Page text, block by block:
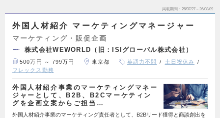
掲載期間 26/07/27～26/08/09
外国人材紹介 マーケティングマネージャー
マーケティング・販促企画
株式会社WEWORLD（旧：ISIグローバル株式会社）
500万円 ～ 799万円 東京都 英語力不問
土日祝休み
フレックス勤務
外国人材紹介事業のマーケティングマネー
ジャーとして、B2B、B2Cマーケティン
グを企画立案からご担当…
外国人材紹介事業のマーケティング責任者として、B2Bリード獲得と商談創出を